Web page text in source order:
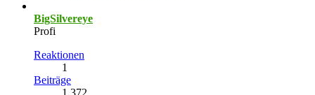
BigSilvereye
Profi
Reaktionen
1
Beiträge
1.372